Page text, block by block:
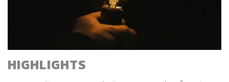
HIGHLIGHTS